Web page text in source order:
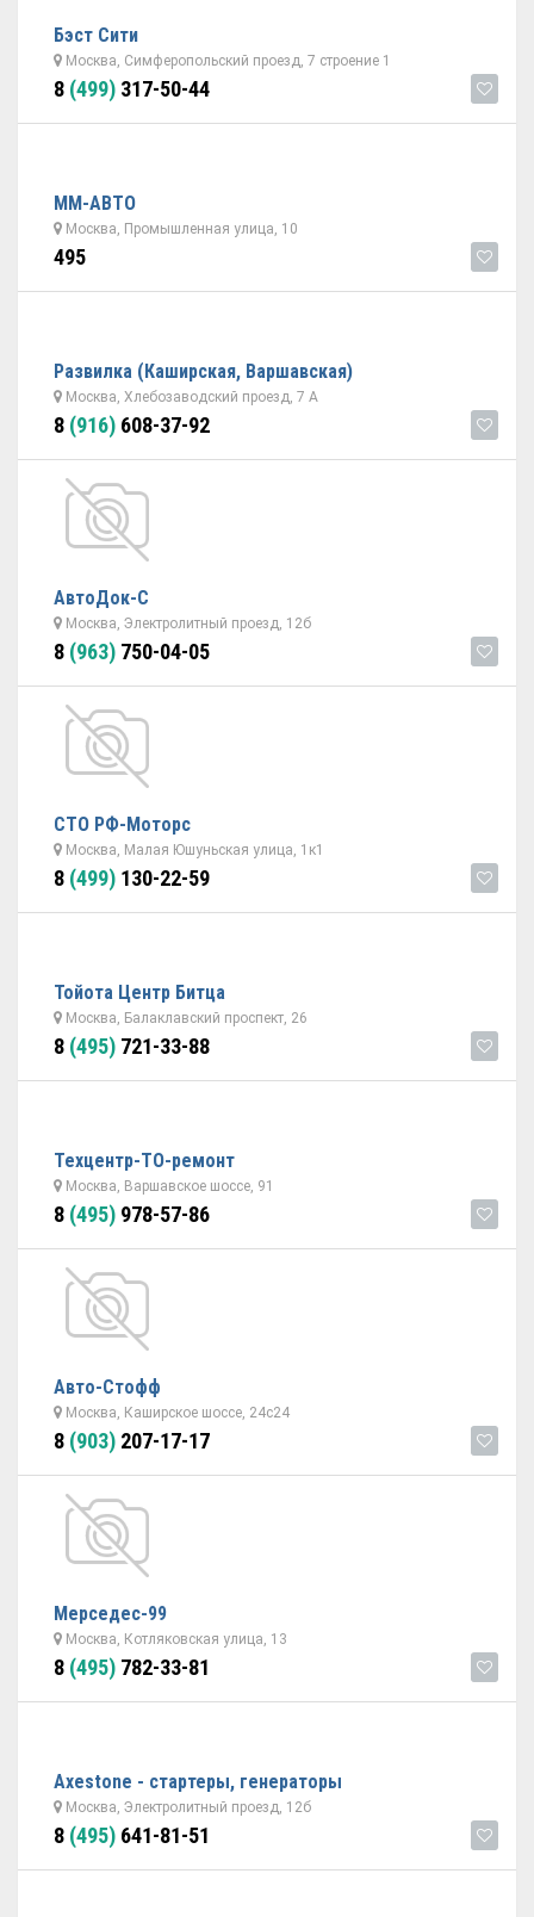
Бэст Сити
Москва, Симферопольский проезд, 7 строение 1
8 (499) 317-50-44
ММ-АВТО
Москва, Промышленная улица, 10
495
Развилка (Каширская, Варшавская)
Москва, Хлебозаводский проезд, 7 А
8 (916) 608-37-92
АвтоДок-С
Москва, Электролитный проезд, 12б
8 (963) 750-04-05
СТО РФ-Моторс
Москва, Малая Юшуньская улица, 1к1
8 (499) 130-22-59
Тойота Центр Битца
Москва, Балаклавский проспект, 26
8 (495) 721-33-88
Техцентр-ТО-ремонт
Москва, Варшавское шоссе, 91
8 (495) 978-57-86
Авто-Стофф
Москва, Каширское шоссе, 24с24
8 (903) 207-17-17
Мерседес-99
Москва, Котляковская улица, 13
8 (495) 782-33-81
Axestone - стартеры, генераторы
Москва, Электролитный проезд, 12б
8 (495) 641-81-51